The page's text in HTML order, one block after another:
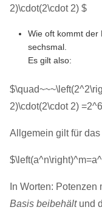
2)\cdot(2\cdot 2) $
Wie oft kommt der
sechsmal.
Es gilt also:
2)\cdot(2\cdot 2)
Allgemein gilt für
In Worten: Potenzen
Basis beibehältund